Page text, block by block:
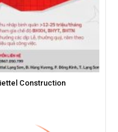
Construction